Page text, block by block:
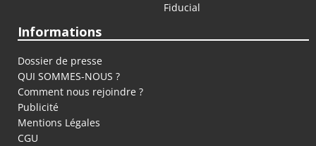
Fiducial
Informations
Dossier de presse
QUI SOMMES-NOUS ?
Comment nous rejoindre ?
Publicité
Mentions Légales
CGU